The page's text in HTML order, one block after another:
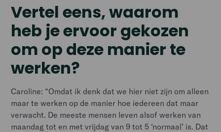
Vertel eens, waarom
heb je ervoor gekozen
om op deze manier te
werken?
Caroline: “Omdat ik denk dat we hier niet zijn om alleen
maar te werken op de manier hoe iedereen dat maar
verwacht. De meeste mensen leven alsof werken van
maandag tot en met vrijdag van 9 tot 5 ‘normaal’ is. Dat